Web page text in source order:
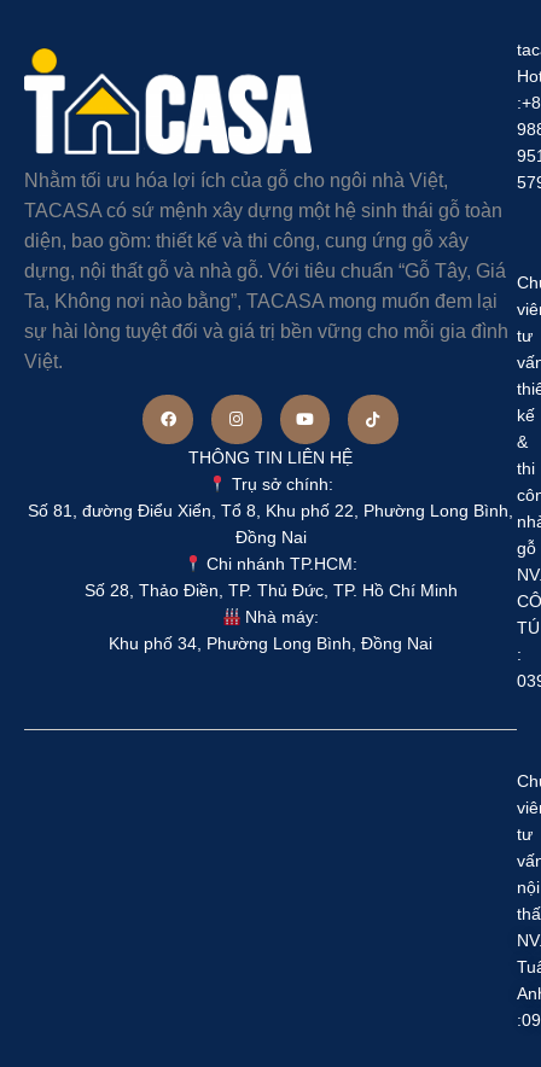
Nhằm tối ưu hóa lợi ích của gỗ cho ngôi nhà Việt,
TACASA có sứ mệnh xây dựng một hệ sinh thái gỗ toàn
diện, bao gồm: thiết kế và thi công, cung ứng gỗ xây
dựng, nội thất gỗ và nhà gỗ. Với tiêu chuẩn “Gỗ Tây, Giá
Ta, Không nơi nào bằng”, TACASA mong muốn đem lại
sự hài lòng tuyệt đối và giá trị bền vững cho mỗi gia đình
Việt.
THÔNG TIN LIÊN HỆ
Trụ sở chính:
Số 81, đường Điểu Xiển, Tổ 8, Khu phố 22, Phường Long Bình,
Đồng Nai
Chi nhánh TP.HCM:
Số 28, Thảo Điền, TP. Thủ Đức, TP. Hồ Chí Minh
Nhà máy:
Khu phố 34, Phường Long Bình, Đồng Nai
tư
kế
&
thi
gỗ
TÚ
:
tư
nội